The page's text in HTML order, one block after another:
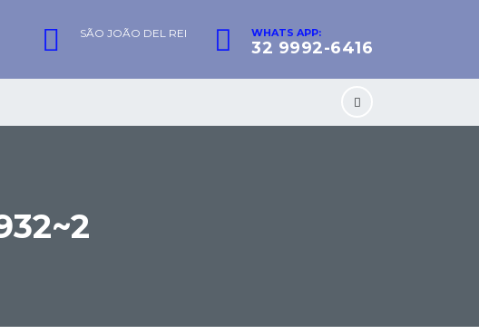
WHATS APP:
32 9992-6416
SÃO JOÃO DEL REI